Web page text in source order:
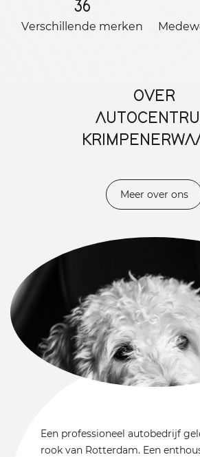
36
Verschillende merken
OVER
Meer over ons
Een professioneel autobedrijf
rook van Rotterdam. Een